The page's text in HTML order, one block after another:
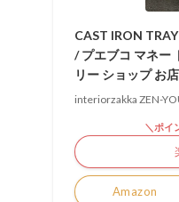
CAST IRON
/ プエブコ マネー
リー ショップ お店
interiorzakka ZEN-
Amazon
＼ポイ